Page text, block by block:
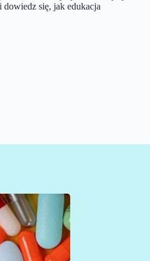
się, jak edukacja